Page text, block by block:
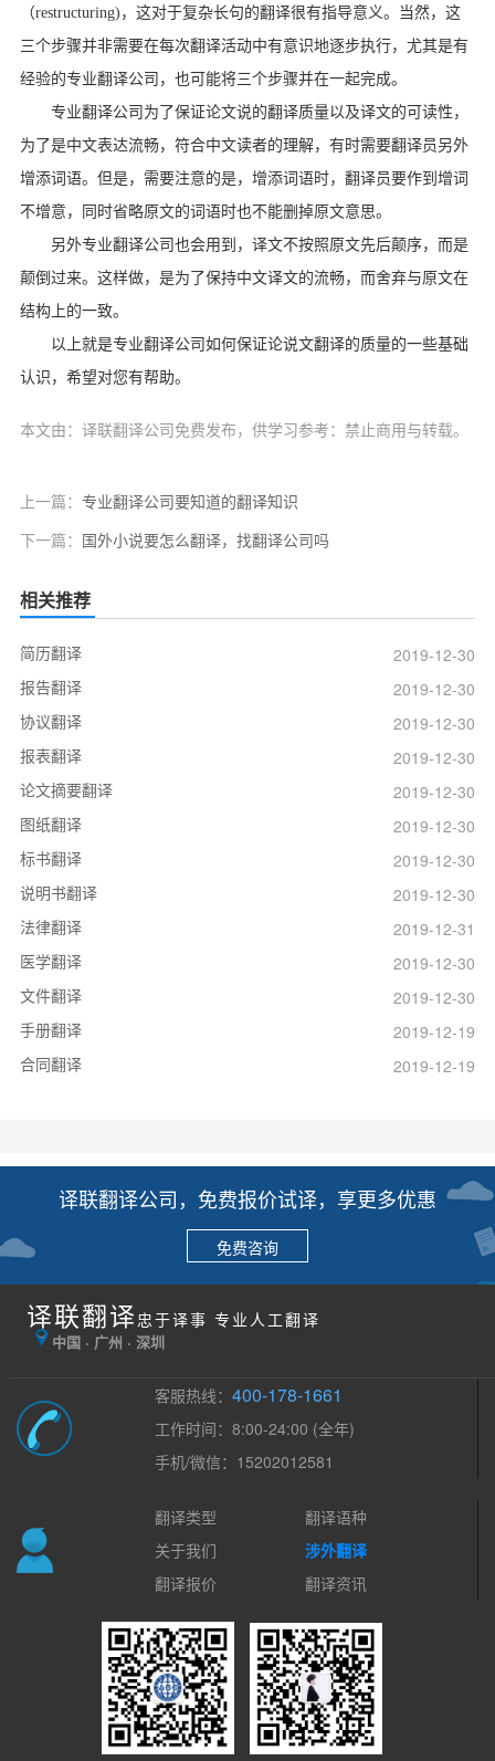
（restructuring) ，这对于复杂长句的翻译很有指导意义。当然，这
三个步骤并非需要在每次翻译活动中有意识地逐步执行，尤其是有
经验的专业翻译公司，也可能将三个步骤并在一起完成。
专业翻译公司为了保证论文说的翻译质量以及译文的可读性，
为了是中文表达流畅，符合中文读者的理解，有时需要翻译员另外
增添词语。但是，需要注意的是，增添词语时，翻译员要作到增词
不增意，同时省略原文的词语时也不能删掉原文意思。
另外专业翻译公司也会用到，译文不按照原文先后颠序，而是
颠倒过来。这样做，是为了保持中文译文的流畅，而舍弃与原文在
结构上的一致。
以上就是专业翻译公司如何保证论说文翻译的质量的一些基础
认识，希望对您有帮助。
本文由：译联翻译公司免费发布，供学习参考：禁止商用与转载。
上一篇： 专业翻译公司要知道的翻译知识
下一篇： 国外小说要怎么翻译，找翻译公司吗
相关推荐
简历翻译
2019-12-30
报告翻译
2019-12-30
协议翻译
2019-12-30
报表翻译
2019-12-30
论文摘要翻译
2019-12-30
图纸翻译
2019-12-30
标书翻译
2019-12-30
说明书翻译
2019-12-30
法律翻译
2019-12-31
医学翻译
2019-12-30
文件翻译
2019-12-30
手册翻译
2019-12-19
合同翻译
2019-12-19
译联翻译公司，免费报价试译，享更多优惠
免费咨询
译联翻译 忠于译事 专业人工翻译
中国 · 广州 · 深圳
客服热线：400-178-1661
工作时间：8:00-24:00 (全年)
手机/微信：15202012581
翻译类型
翻译语种
关于我们
涉外翻译
翻译报价
翻译资讯